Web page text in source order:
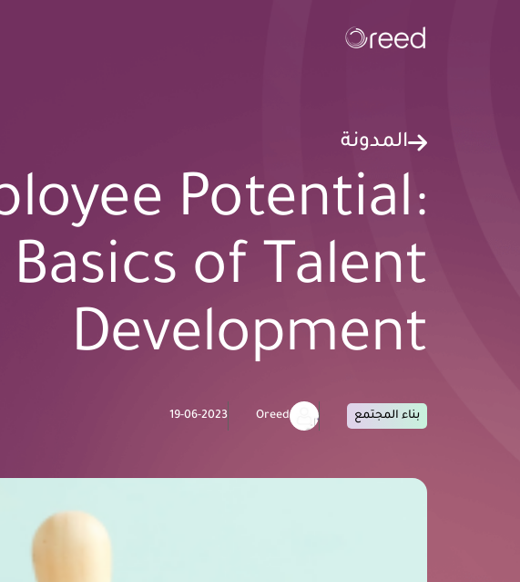
المدونة
Potential:
of Talent
Development
بناء المجتمع Oreed
19-06-2023